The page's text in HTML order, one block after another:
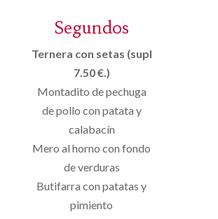
Segundos
Ternera con setas (supl
7.50 €.)
Montadito de pechuga
de pollo con patata y
calabacín
Mero al horno con fondo
de verduras
Butifarra con patatas y
pimiento